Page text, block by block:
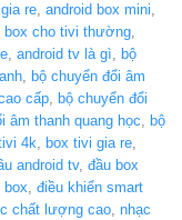
re, android box mini,
box cho tivi thường,
, android tv là gì, bộ
, bộ chuyển đổi âm
cấp, bộ chuyển đổi
âm thanh quang học, bộ
4k, box tivi gia re,
android tv, đầu box
box, điều khiển smart
chất lượng cao, nhạc